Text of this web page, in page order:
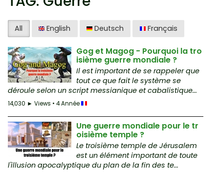
All English Deutsch Français
Gog et Magog - Pourquoi la tro
isième guerre mondiale ?
Il est important de se rappeler que
tout ce que fait le système se
déroule selon un script messianique et cabalistique...
14,030 ► Views • 4 Année
Une guerre mondiale pour le tr
oisième temple ?
Le troisième temple de Jérusalem
est un élément important de toute
l'illusion apocalyptique du plan de la fin des te...